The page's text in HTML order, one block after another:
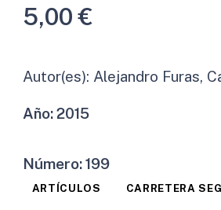
5,00€
Autor(es): Alejandro Furas,
Año:2015
Número:199
ARTÍCULOS CARRETERA